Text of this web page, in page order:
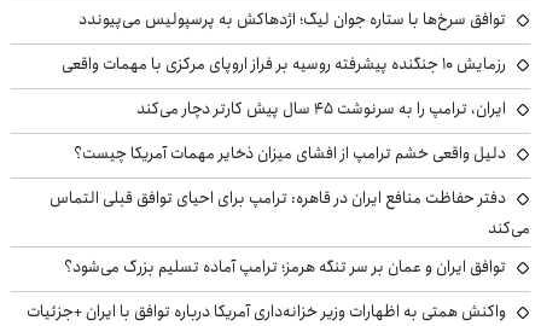
توافق سرخ‌ها با ستاره جوان لیگ؛ اژدهاکش به پرسپولیس می‌پیوندد
رزمایش ۱۰ جنگنده پیشرفته روسیه بر فراز اروپای مرکزی با مهمات واقعی
ایران، ترامپ را به سرنوشت ۴۵ سال پیش کارتر دچار می‌کند
دلیل واقعی خشم ترامپ از افشای میزان ذخایر مهمات آمریکا چیست؟
دفتر حفاظت منافع ایران در قاهره: ترامپ برای احیای توافق قبلی التماس
می‌کند
توافق ایران و عمان بر سر تنگه هرمز؛ ترامپ آماده تسلیم بزرگ می‌شود؟
واکنش همتی به اظهارات وزیر خزانه‌داری آمریکا درباره توافق با ایران +جزئیات